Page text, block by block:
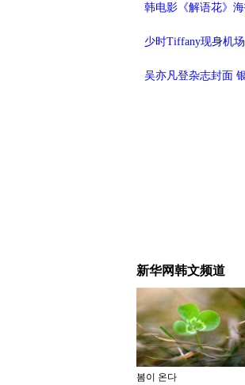
韩电影《解语花》
少时Tiffany现身机
吴亦凡登杂志封面
新华网韩文频道
봄이 온다